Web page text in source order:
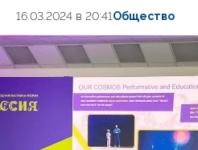
16.03.2024 в 20:41Общество